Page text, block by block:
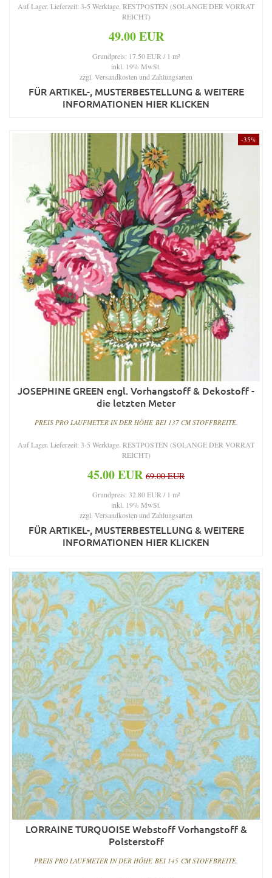
Auf Lager. Lieferzeit: 3-5 Werktage. RESTPOSTEN (SOLANGE DER VORRAT
REICHT)
49.00 EUR
Grundpreis: 17.50 EUR / 1 m²
inkl. 19% MwSt.
zzgl. Versandkosten und Zahlungsarten
FÜR ARTIKEL-, MUSTERBESTELLUNG & WEITERE
INFORMATIONEN HIER KLICKEN
-35%
JOSEPHINE GREEN engl. Vorhangstoff & Dekostoff -
die letzten Meter
PREIS PRO LAUFMETER IN DER HÖHE BEI 137 CM STOFFBREITE.
Auf Lager. Lieferzeit: 3-5 Werktage. RESTPOSTEN (SOLANGE DER VORRAT
REICHT)
45.00 EUR 69.00 EUR
Grundpreis: 32.80 EUR / 1 m²
inkl. 19% MwSt.
zzgl. Versandkosten und Zahlungsarten
FÜR ARTIKEL-, MUSTERBESTELLUNG & WEITERE
INFORMATIONEN HIER KLICKEN
LORRAINE TURQUOISE Webstoff Vorhangstoff &
Polsterstoff
PREIS PRO LAUFMETER IN DER HÖHE BEI 145 CM STOFFBREITE.